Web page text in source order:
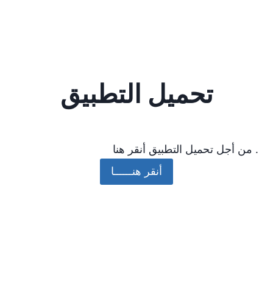
تحميل التطبيق
من أجل تحميل التطبيق أنقر هنا .
أنقر هنــــــا